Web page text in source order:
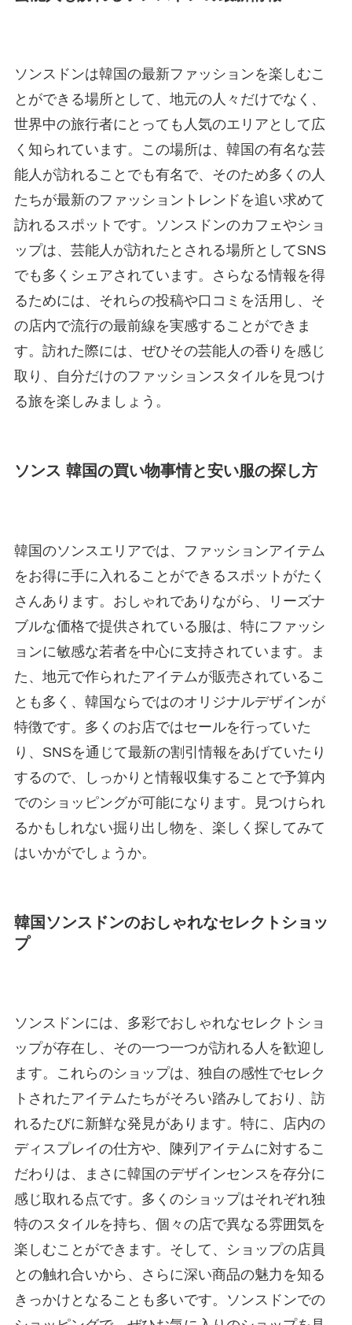
ソンスドンは韓国の最新ファッションを楽しむこ
とができる場所として、地元の人々だけでなく、
世界中の旅行者にとっても人気のエリアとして広
く知られています。この場所は、韓国の有名な芸
能人が訪れることでも有名で、そのため多くの人
たちが最新のファッショントレンドを追い求めて
訪れるスポットです。ソンスドンのカフェやショ
ップは、芸能人が訪れたとされる場所としてSNS
でも多くシェアされています。さらなる情報を得
るためには、それらの投稿や口コミを活用し、そ
の店内で流行の最前線を実感することができま
す。訪れた際には、ぜひその芸能人の香りを感じ
取り、自分だけのファッションスタイルを見つけ
る旅を楽しみましょう。
ソンス 韓国の買い物事情と安い服の探し方
韓国のソンスエリアでは、ファッションアイテム
をお得に手に入れることができるスポットがたく
さんあります。おしゃれでありながら、リーズナ
ブルな価格で提供されている服は、特にファッシ
ョンに敏感な若者を中心に支持されています。ま
た、地元で作られたアイテムが販売されているこ
とも多く、韓国ならではのオリジナルデザインが
特徴です。多くのお店ではセールを行っていた
り、SNSを通じて最新の割引情報をあげていたり
するので、しっかりと情報収集することで予算内
でのショッピングが可能になります。見つけられ
るかもしれない掘り出し物を、楽しく探してみて
はいかがでしょうか。
韓国ソンスドンのおしゃれなセレクトショッ
プ
ソンスドンには、多彩でおしゃれなセレクトショ
ップが存在し、その一つ一つが訪れる人を歓迎し
ます。これらのショップは、独自の感性でセレク
トされたアイテムたちがそろい踏みしており、訪
れるたびに新鮮な発見があります。特に、店内の
ディスプレイの仕方や、陳列アイテムに対するこ
だわりは、まさに韓国のデザインセンスを存分に
感じ取れる点です。多くのショップはそれぞれ独
特のスタイルを持ち、個々の店で異なる雰囲気を
楽しむことができます。そして、ショップの店員
との触れ合いから、さらに深い商品の魅力を知る
きっかけとなることも多いです。ソンスドンでの